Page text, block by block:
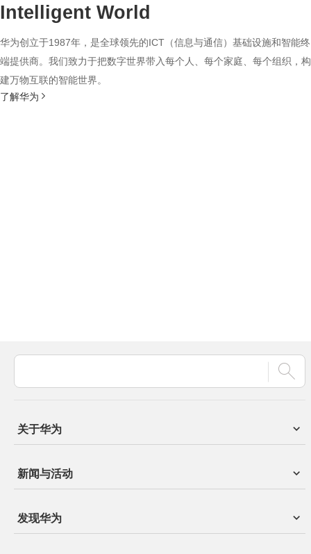
Intelligent World
华为创立于1987年，是全球领先的ICT（信息与通信）基础设施和智能终
端提供商。我们致力于把数字世界带入每个人、每个家庭、每个组织，构
建万物互联的智能世界。
了解华为
关于华为
新闻与活动
发现华为